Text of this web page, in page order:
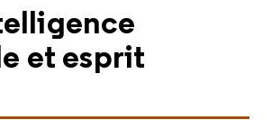
et esprit